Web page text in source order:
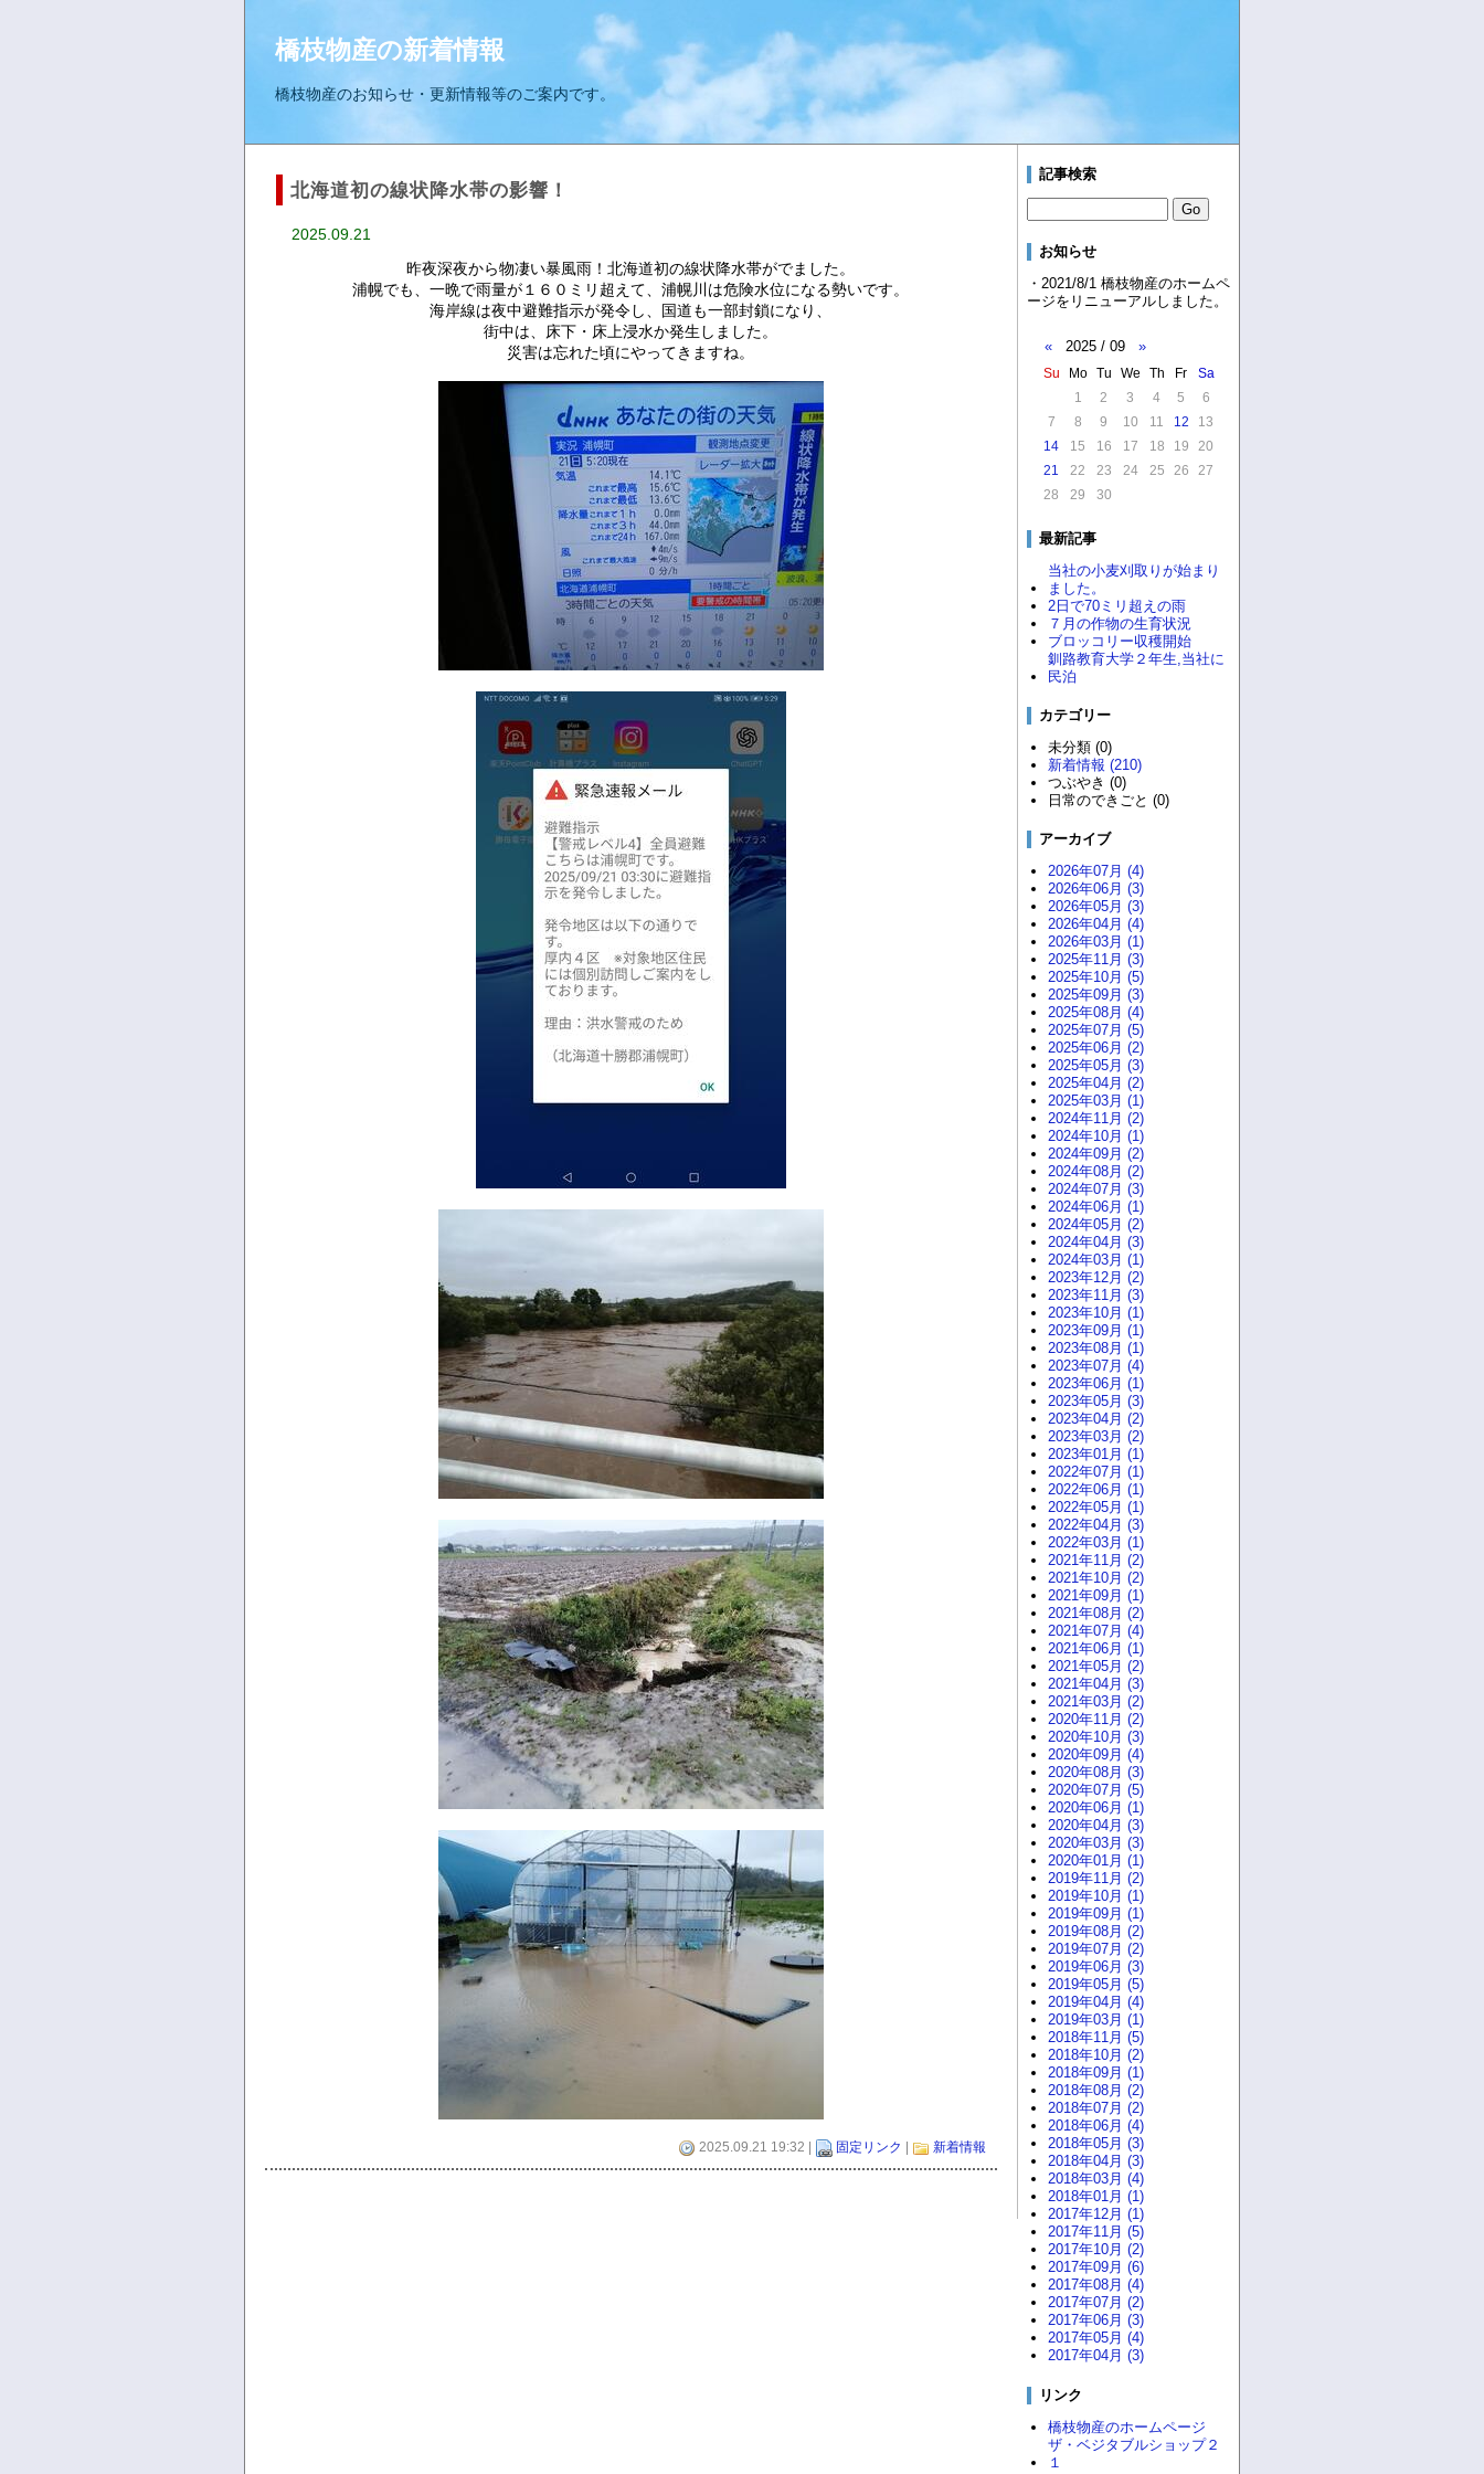
橋枝物産の新着情報
橋枝物産のお知らせ・更新情報等のご案内です。
北海道初の線状降水帯の影響！
2025.09.21
昨夜深夜から物凄い暴風雨！北海道初の線状降水帯がでました。
浦幌でも、一晩で雨量が１６０ミリ超えて、浦幌川は危険水位になる勢いです。
海岸線は夜中避難指示が発令し、国道も一部封鎖になり、
街中は、床下・床上浸水か発生しました。
災害は忘れた頃にやってきますね。
2025.09.21 19:32 | 固定リンク 新着情報
記事検索
お知らせ
・2021/8/1 橋枝物産のホームペ
ージをリニューアルしました。
« 2025 / 09 »
Su Mo Tu We Th Fr
Sa
1
2 3 4 5
6
7
8 9 10 11 12
13
14
15 16 17 18 19
20
21
22 23 24 25 26
27
28
29 30
最新記事
当社の小麦刈取りが始まり
ました。
2日で70ミリ超えの雨
７月の作物の生育状況
ブロッコリー収穫開始
釧路教育大学２年生,当社に
民泊
カテゴリー
未分類 (0)
新着情報 (210)
つぶやき (0)
日常のできごと (0)
アーカイブ
2026年07月 (4)
2026年06月 (3)
2026年05月 (3)
2026年04月 (4)
2026年03月 (1)
2025年11月 (3)
2025年10月 (5)
2025年09月 (3)
2025年08月 (4)
2025年07月 (5)
2025年06月 (2)
2025年05月 (3)
2025年04月 (2)
2025年03月 (1)
2024年11月 (2)
2024年10月 (1)
2024年09月 (2)
2024年08月 (2)
2024年07月 (3)
2024年06月 (1)
2024年05月 (2)
2024年04月 (3)
2024年03月 (1)
2023年12月 (2)
2023年11月 (3)
2023年10月 (1)
2023年09月 (1)
2023年08月 (1)
2023年07月 (4)
2023年06月 (1)
2023年05月 (3)
2023年04月 (2)
2023年03月 (2)
2023年01月 (1)
2022年07月 (1)
2022年06月 (1)
2022年05月 (1)
2022年04月 (3)
2022年03月 (1)
2021年11月 (2)
2021年10月 (2)
2021年09月 (1)
2021年08月 (2)
2021年07月 (4)
2021年06月 (1)
2021年05月 (2)
2021年04月 (3)
2021年03月 (2)
2020年11月 (2)
2020年10月 (3)
2020年09月 (4)
2020年08月 (3)
2020年07月 (5)
2020年06月 (1)
2020年04月 (3)
2020年03月 (3)
2020年01月 (1)
2019年11月 (2)
2019年10月 (1)
2019年09月 (1)
2019年08月 (2)
2019年07月 (2)
2019年06月 (3)
2019年05月 (5)
2019年04月 (4)
2019年03月 (1)
2018年11月 (5)
2018年10月 (2)
2018年09月 (1)
2018年08月 (2)
2018年07月 (2)
2018年06月 (4)
2018年05月 (3)
2018年04月 (3)
2018年03月 (4)
2018年01月 (1)
2017年12月 (1)
2017年11月 (5)
2017年10月 (2)
2017年09月 (6)
2017年08月 (4)
2017年07月 (2)
2017年06月 (3)
2017年05月 (4)
2017年04月 (3)
リンク
橋枝物産のホームページ
ザ・ベジタブルショップ２
１